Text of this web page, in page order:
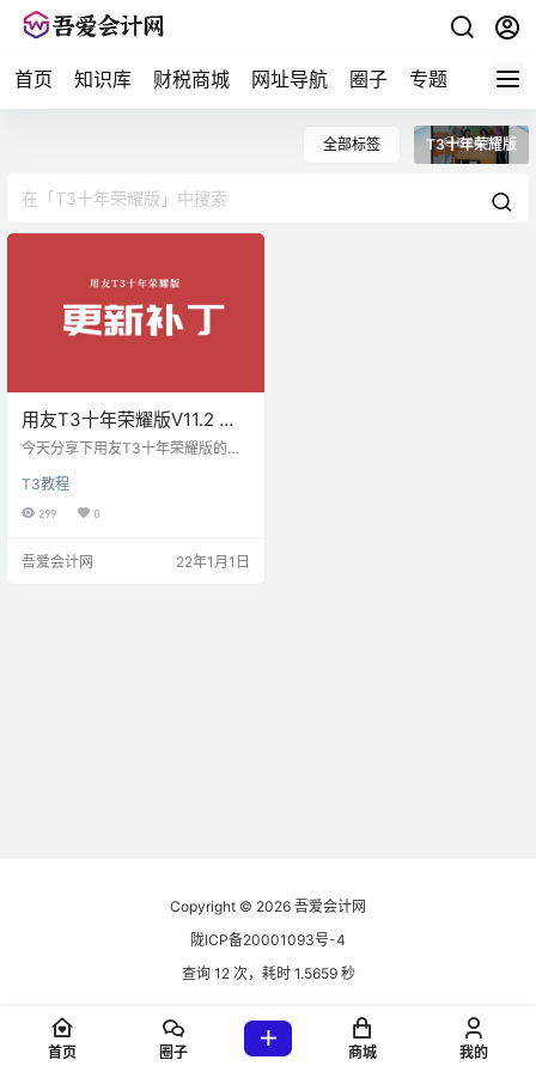
首页 知识库 财税商城 网址导航 圈子 专题 会计问
全部标签 T3十年荣耀版
用友T3十年荣耀版V11.2 更
新补丁（2023年8月23日更
今天分享下用友T3十年荣耀版的更
24日，下载方式在页面最底端。 用
友T3十年荣耀版更新补丁 该更新补
十年荣耀版更新补丁安装方式 下载
T3教程
299 0
吾爱会计网 22年1月1日
Copyright © 2026 吾爱会计网
陇ICP备20001093号-4
查询 12 次，耗时 1.5659 秒
首页 圈子 商城 我的